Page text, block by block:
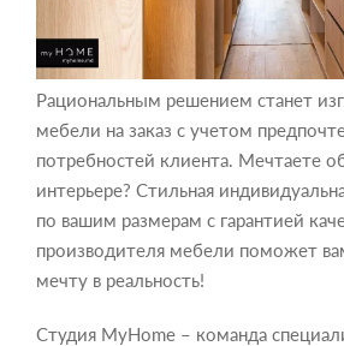
Рациональным решением станет
мебели на заказ с учетом
потребностей клиента. Мечтаете
интерьере? Стильная
по вашим размерам с гарантией
производителя мебели поможет
мечту в реальность!
Студия MyHome – команда